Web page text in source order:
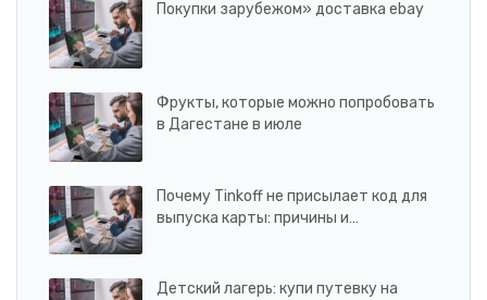
Покупки зарубежом» доставка ebay
Фрукты, которые можно попробовать
в Дагестане в июле
Почему Tinkoff не присылает код для
выпуска карты: причины и…
Детский лагерь: купи путевку на